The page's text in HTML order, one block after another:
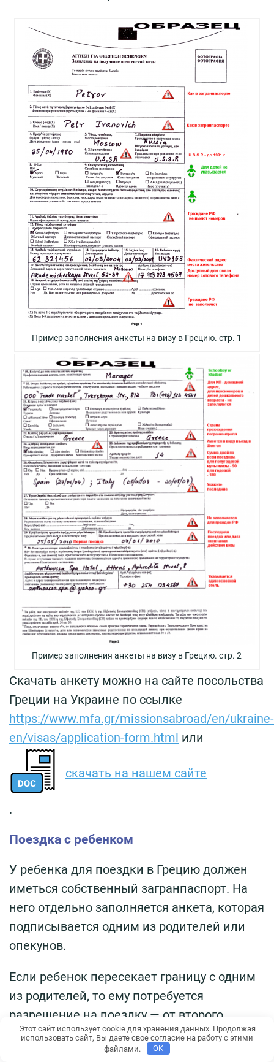
Пример заполнения анкеты на визу в Грецию. стр. 1
Пример заполнения анкеты на визу в Грецию. стр. 2
Скачать анкету можно на сайте посольства
Греции на Украине по ссылке
https://www.mfa.gr/missionsabroad/en/ukraine-
en/visas/application-form.html или
скачать на нашем сайте
.
Поездка с ребенком
У ребенка для поездки в Грецию должен
иметься собственный загранпаспорт. На
него отдельно заполняется анкета, которая
подписывается одним из родителей или
опекунов.
Если ребенок пересекает границу с одним
из родителей, то ему потребуется
разрешение на поездку — от второго
(нотариально оформляется и заверяется).
В документе обязательно указываются
Этот сайт использует cookie для хранения данных. Продолжая
использовать сайт, Вы даете свое согласие на работу с этими
файлами.
OK